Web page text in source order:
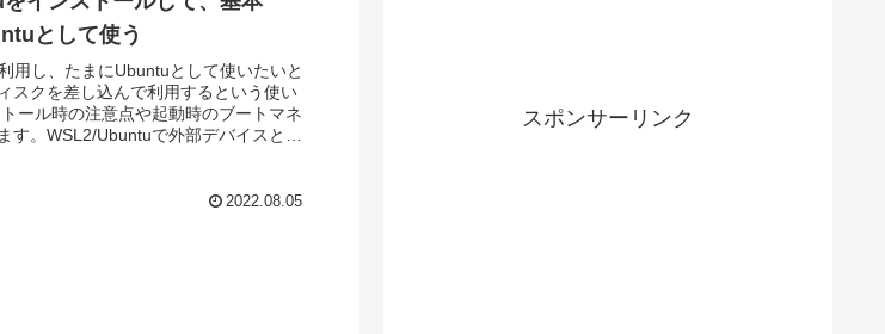
として使う
用し、たまにUbuntuとして使いたいと
スクを差し込んで利用するという使い
ール時の注意点や起動時のブートマネ
す。WSL2/Ubuntuで外部デバイスとの
2022.08.05
スポンサーリンク